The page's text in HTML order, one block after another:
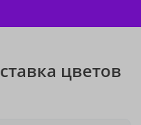
цветов